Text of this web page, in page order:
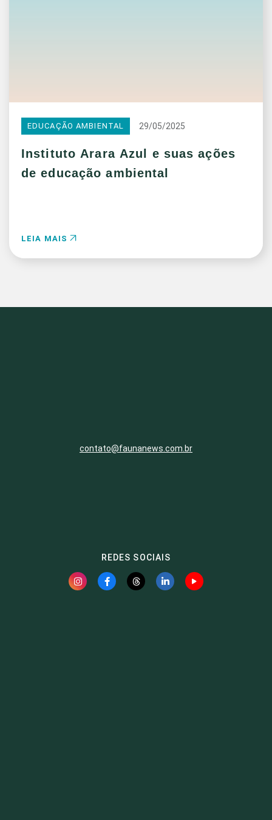
EDUCAÇÃO AMBIENTAL 29/05/2025
Instituto Arara Azul e suas ações
de educação ambiental
LEIA MAIS
contato@faunanews.com.br
REDES SOCIAIS